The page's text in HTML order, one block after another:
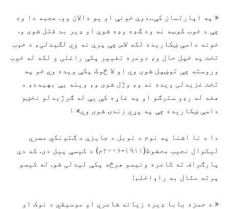
« په اپارتمان کې..دوې خونې او یو دالان وو. عجبه دا وه
چې د خوب کوټه نه وه ګډه وډه شوې او ډیر بد قتل شوی و.
خونه داسې ښکاریده لکه لاس چې پرې نه وي لګیدلی، د خوب
تخت په خپل حال و، دومره تغییر پکې راغلی و لکه له خوب
وروسته چې توښپل شوی وي او لا څوک پکې ویده وي خو په
تخت غزیدلی ویده نه و، وژل شوی و، وینه یې بهیده، د
هغه له رډو سترګو او په غاړه کې یې له ګرژیدلو نخښو
داسې ښکاریده چې په پړي زندۍ شوی وي» ۱
دا د نا اشنا په نوم د نوبل د جایزې د ګتونکي مصري
لیکوال نجیب محفوظ(۱۹۱۱-۲۰۰۶م) د کیسې پیل دی. که دې
پارګراف ته کامره ونیسو هرڅه پکې لیدلی شو. له کیسو
پرته مثال به راواخلم:
« د حمزه بابا ډیره زیاته شاعري او موسیقي د نوک او